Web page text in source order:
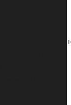
по сносу и демонтажу